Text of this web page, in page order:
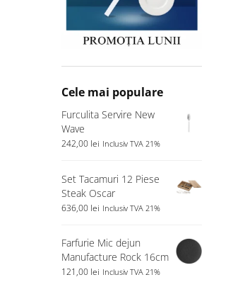
Cele mai populare
Furculita Servire New
Wave
242,00 lei Inclusiv TVA 21%
Set Tacamuri 12 Piese
Steak Oscar
636,00 lei Inclusiv TVA 21%
Farfurie Mic dejun
Manufacture Rock 16cm
121,00 lei Inclusiv TVA 21%